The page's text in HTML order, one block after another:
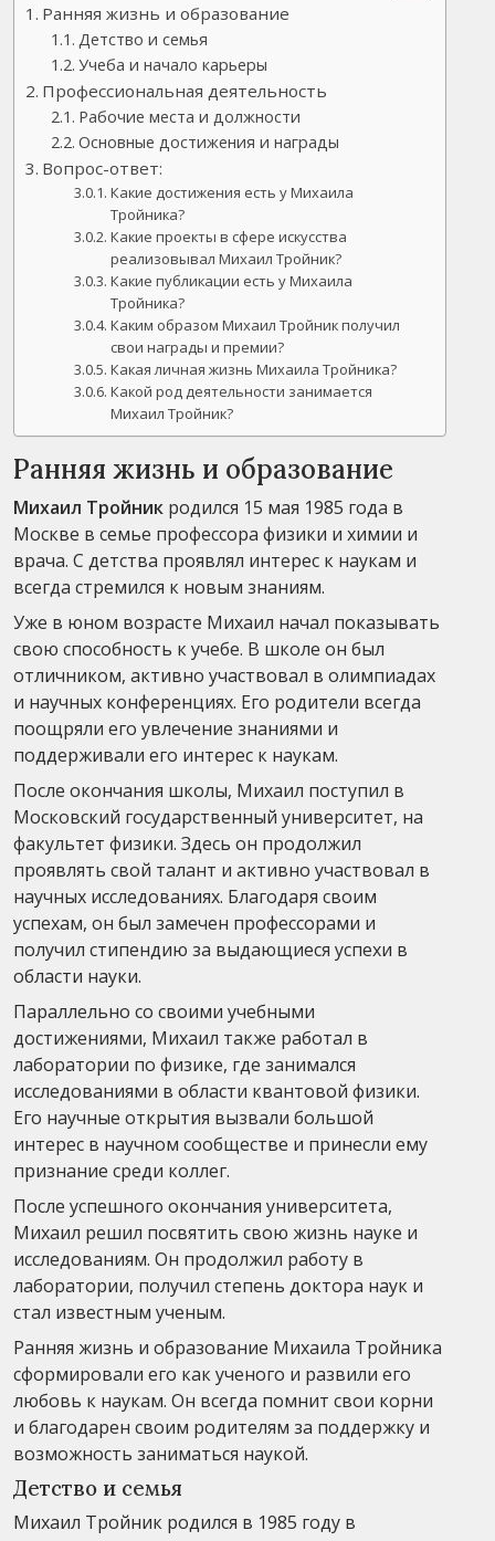
Ранняя жизнь и образование
Детство и семья
Учеба и начало карьеры
Профессиональная деятельность
Рабочие места и должности
Основные достижения и награды
Вопрос-ответ:
Какие достижения есть у Михаила
Тройника?
Какие проекты в сфере искусства
реализовывал Михаил Тройник?
Какие публикации есть у Михаила
Тройника?
Каким образом Михаил Тройник получил
свои награды и премии?
Какая личная жизнь Михаила Тройника?
Какой род деятельности занимается
Михаил Тройник?
Ранняя жизнь и образование
Михаил Тройник родился 15 мая 1985 года в
Москве в семье профессора физики и химии и
врача. С детства проявлял интерес к наукам и
всегда стремился к новым знаниям.
Уже в юном возрасте Михаил начал показывать
свою способность к учебе. В школе он был
отличником, активно участвовал в олимпиадах
и научных конференциях. Его родители всегда
поощряли его увлечение знаниями и
поддерживали его интерес к наукам.
После окончания школы, Михаил поступил в
Московский государственный университет, на
факультет физики. Здесь он продолжил
проявлять свой талант и активно участвовал в
научных исследованиях. Благодаря своим
успехам, он был замечен профессорами и
получил стипендию за выдающиеся успехи в
области науки.
Параллельно со своими учебными
достижениями, Михаил также работал в
лаборатории по физике, где занимался
исследованиями в области квантовой физики.
Его научные открытия вызвали большой
интерес в научном сообществе и принесли ему
признание среди коллег.
После успешного окончания университета,
Михаил решил посвятить свою жизнь науке и
исследованиям. Он продолжил работу в
лаборатории, получил степень доктора наук и
стал известным ученым.
Ранняя жизнь и образование Михаила Тройника
сформировали его как ученого и развили его
любовь к наукам. Он всегда помнит свои корни
и благодарен своим родителям за поддержку и
возможность заниматься наукой.
Детство и семья
Михаил Тройник родился в 1985 году в